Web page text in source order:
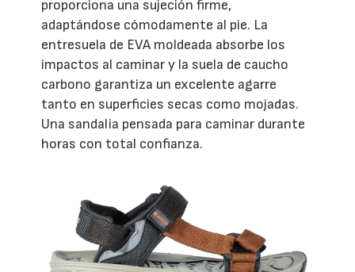
proporciona una sujeción firme,
adaptándose cómodamente al pie. La
entresuela de EVA moldeada absorbe los
impactos al caminar y la suela de caucho
carbono garantiza un excelente agarre
tanto en superficies secas como mojadas.
Una sandalia pensada para caminar durante
horas con total confianza.